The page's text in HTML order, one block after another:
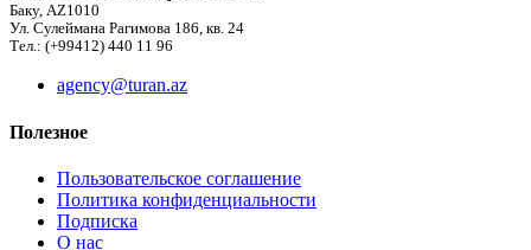
Баку, AZ1010
Ул. Сулеймана Рагимова 186, кв. 24
Тел.: (+99412) 440 11 96
agency@turan.az
Полезное
Пользовательское соглашение
Политика конфиденциальности
Подписка
О нас